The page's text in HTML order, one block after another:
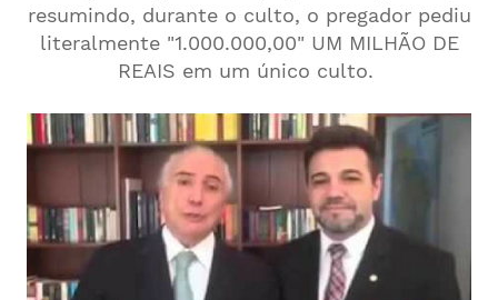
resumindo, durante o culto, o pregador pediu
literalmente "1.000.000,00" UM MILHÃO DE
REAIS em um único culto.